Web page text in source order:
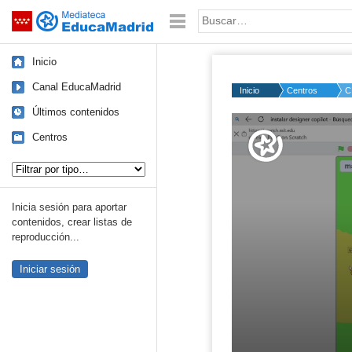
Saltar navegación Palabra o frase:
Inicio
Canal EducaMadrid
Últimos contenidos
Centros
Inicia sesión para aportar
contenidos, crear listas de
reproducción...
Iniciar sesión
Inicio Centros
Volume
50%